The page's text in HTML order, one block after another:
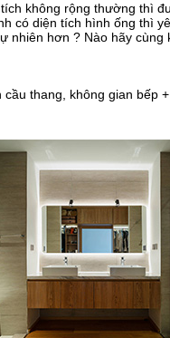
không rộng thường thì
có diện tích hình ống thì
nhiên hơn ? Nào hãy cùng
thang, không gian bếp